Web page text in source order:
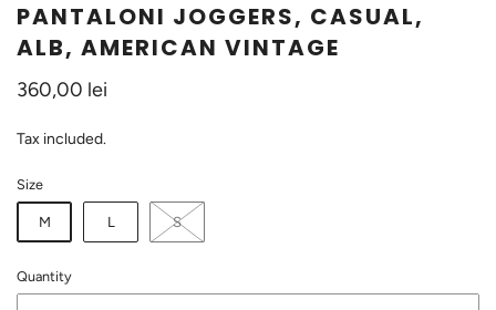
PANTALONI JOGGERS, CASUAL,
ALB, AMERICAN VINTAGE
360,00 lei
Tax included.
Size
M L S
Quantity